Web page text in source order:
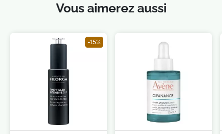
Vous aimerez aussi
-15%
Je consens également à recevoir les offres
promotionnelles. Consultez notre politique de